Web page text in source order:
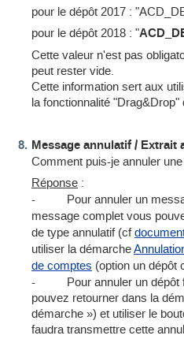
pour le dépôt 2017 :
pour le dépôt 2018 : "
Cette valeur n'est pas
peut rester vide.
Cette information sert aux
la fonctionnalité
Message annulatif / Extrait
Comment puis-je annuler
Réponse :
- Pour annuler un
message complet vous
de type annulatif (cf
utiliser la démarche
de comptes (option un dépôt
- Pour annuler un dépôt
pouvez retourner dans la
démarche ») et utiliser le
faudra transmettre cette